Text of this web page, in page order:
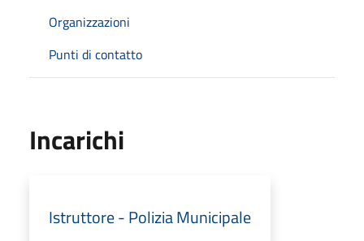
Organizzazioni
Punti di contatto
Incarichi
Istruttore - Polizia Municipale